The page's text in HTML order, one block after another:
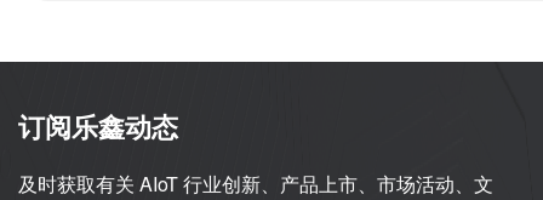
订阅乐鑫动态
及时获取有关 AIoT 行业创新、产品上市、市场活动、文